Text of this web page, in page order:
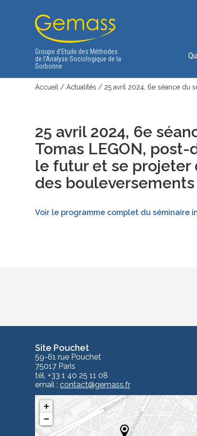
Groupe d’Etude des Méthodes
de l’Analyse Sociologique de la
Sorbonne
Accueil / Actualités / 25 avril 2024, 6e séance du
25 avril 2024, 6e
Tomas LEGON,
le futur et se projeter
des
Voir le programme complet du séminaire
Site Pouchet
59-61 rue Pouchet
75017 Paris
tél. +33 1 40 25 11 08
email : contact@gemass.fr
+
−